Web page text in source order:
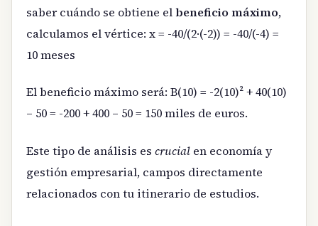
saber cuándo se obtiene elbeneficio máximo,
calculamos el vértice: x = -40/(2·(-2)) = -40/(-4) =
10 meses
El beneficio máximo será: B(10) = -2(10)² + 40(10)
– 50 = -200 + 400 – 50 = 150 miles de euros.
Este tipo de análisis es crucial en economía y
gestión empresarial, campos directamente
relacionados con tu itinerario de estudios.